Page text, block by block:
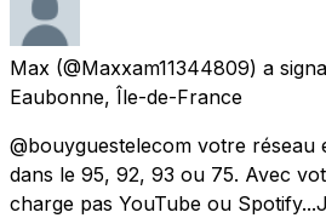
Max (@Maxxam11344809) a
Eaubonne, Île-de-France
@bouyguestelecom votre réseau
dans le 95, 92, 93 ou 75. Avec
charge pas YouTube ou